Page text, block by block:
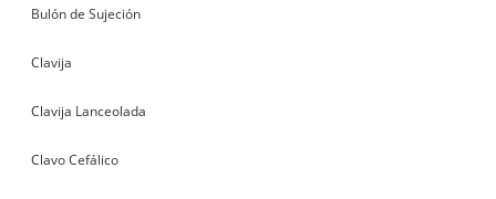
Bulón de Sujeción
Clavija
Clavija Lanceolada
Clavo Cefálico